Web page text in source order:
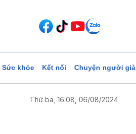
Sức khỏe Kết nối Chuyện người già
Thứ ba, 16:08, 06/08/2024